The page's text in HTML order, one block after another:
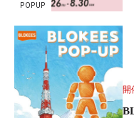
POPUP
開